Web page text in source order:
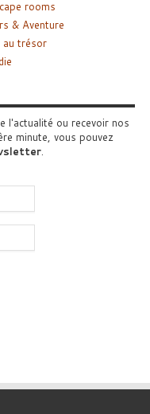
rooms
& Aventure
au trésor
l'actualité ou recevoir nos
minute, vous pouvez
.